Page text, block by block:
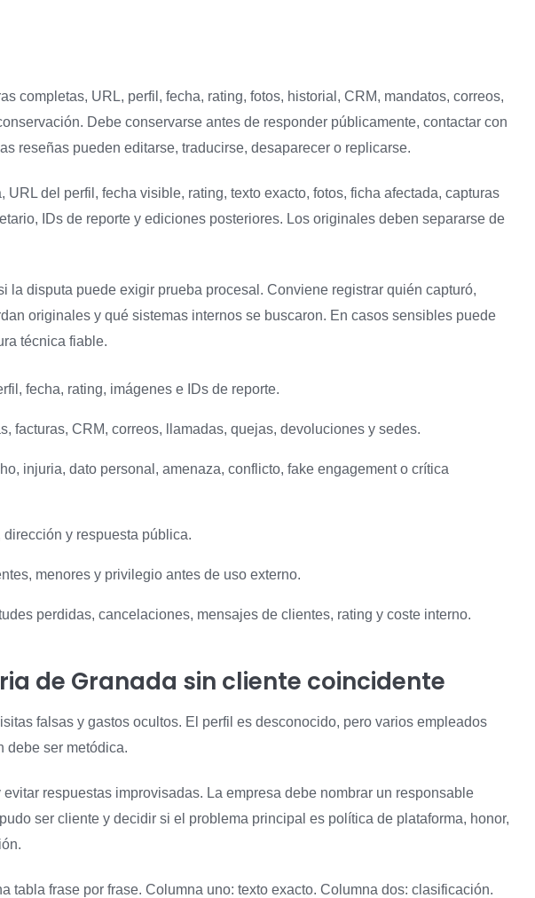
completas, URL, perfil, fecha, rating, fotos, historial, CRM, mandatos, correos,
Debe conservarse antes de responder públicamente, contactar con
reseñas pueden editarse, traducirse, desaparecer o replicarse.
del perfil, fecha visible, rating, texto exacto, fotos, ficha afectada, capturas
IDs de reporte y ediciones posteriores. Los originales deben separarse de
la disputa puede exigir prueba procesal. Conviene registrar quién capturó,
originales y qué sistemas internos se buscaron. En casos sensibles puede
técnica fiable.
fecha, rating, imágenes e IDs de reporte.
facturas, CRM, correos, llamadas, quejas, devoluciones y sedes.
injuria, dato personal, amenaza, conflicto, fake engagement o crítica
y respuesta pública.
menores y privilegio antes de uso externo.
perdidas, cancelaciones, mensajes de clientes, rating y coste interno.
de Granada sin cliente coincidente
falsas y gastos ocultos. El perfil es desconocido, pero varios empleados
debe ser metódica.
respuestas improvisadas. La empresa debe nombrar un responsable
ser cliente y decidir si el problema principal es política de plataforma, honor,
tabla frase por frase. Columna uno: texto exacto. Columna dos: clasificación.